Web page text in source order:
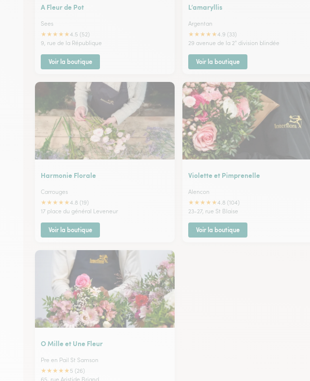
A Fleur de Pot
Sees
★★★★★4.5 (52)
9, rue de la République
Voir la boutique
L’amaryllis
Argentan
★★★★★4.9 (33)
29 avenue de la 2° division blindée
Voir la boutique
Harmonie Florale
Carrouges
★★★★★4.8 (19)
17 place du général Leveneur
Voir la boutique
Violette et Pimprenelle
Alencon
★★★★★4.8 (104)
23-27, rue St Blaise
Voir la boutique
O Mille et Une Fleur
Pre en Pail St Samson
★★★★★ 5 (26)
65, rue Aristide Briand